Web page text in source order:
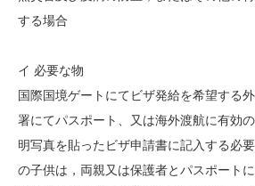
する場合
イ 必要な物
国際国境ゲートにてビザ発給を希望する
署にてパスポート、又は海外渡航に有効
明写真を貼ったビザ申請書に記入する必
の子供は，両親又は保護者とパスポート